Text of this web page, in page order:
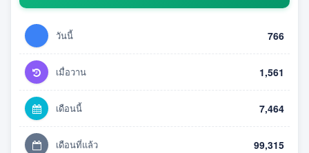
วันนี้ 766
เมื่อวาน 1,561
เดือนนี้ 7,464
เดือนที่แล้ว 99,315